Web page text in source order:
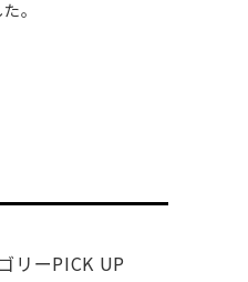
。
リーPICK UP